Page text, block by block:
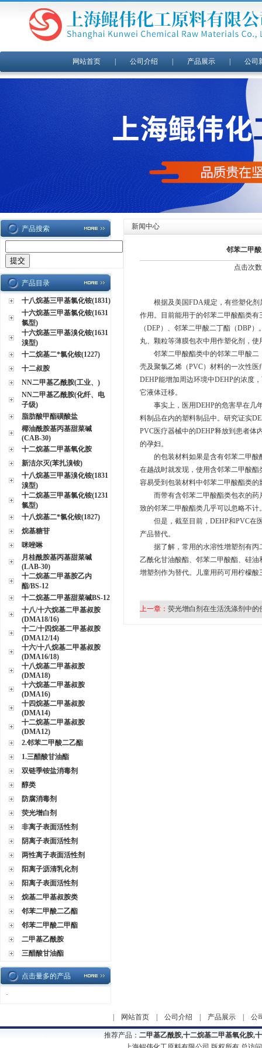
网站首页 公司介绍 产品展示 公司
产品搜索
产品目录
十八烷基三甲基氯化铵(1831)
十六烷基三甲基氯化铵(1631
氯型)
十六烷基三甲基溴化铵(1631
溴型)
十二烷基二*氯化铵(1227)
十二叔胺
NN二甲基乙酰胺(工业、)
NN二甲基乙酰胺(化纤、电
子级)
脂肪酸甲酯磺酸盐
椰油酰胺基丙基甜菜碱
(CAB-30)
十二烷基二甲基氧化胺
新洁尔灭(苯扎溴铵)
十八烷基三甲基溴化铵(1831
溴型)
十二烷基三甲基氯化铵(1231
氯型)
十八烷基二*氯化铵(1827)
烷基糖苷
咪唑啉
月桂酰胺基丙基甜菜碱
(LAB-30)
十二烷基二甲基胺乙内
酯/BS-12
十二烷基二甲基甜菜碱BS-12
十八/十六烷基二甲基叔胺
(DMA18/16)
十二/十四烷基二甲基叔胺
(DMA12/14)
十六/十八烷基二甲基叔胺
(DMA16/18)
十八烷基二甲基叔胺
(DMA18)
十六烷基二甲基叔胺
(DMA16)
十四烷基二甲基叔胺
(DMA14)
十二烷基二甲基叔胺
(DMA12)
2.邻苯二甲酸二乙酯
1.三醋酸甘油酯
双链季铵盐消毒剂
醇类
防腐消毒剂
荧光增白剂
非离子表面活性剂
阴离子表面活性剂
两性离子表面活性剂
阳离子沥清乳化剂
阳离子表面活性剂
烷基二甲基叔胺类
邻苯二甲酸二乙酯
邻苯二甲酸二甲酯
二甲基乙酰胺
三醋酸甘油酯
点击量多的产品
·
新闻中心
邻苯二甲
点击次
根据及美国FDA规定，有些塑化剂
作用。目前能用于的邻苯二甲酸酯类有
（DEP）、邻苯二甲酸二丁酯（DBP
丸、颗粒等薄膜包衣中用作塑化剂，使
邻苯二甲酸酯类中的邻苯二甲酸二
壳及聚氯乙烯（PVC）材料的一次性
DEHP能增加周边环境中DEHP的浓度
它液体迁移。
事实上，医用DEHP的危害早在几年
料制品在内的塑料制品中。研究证实
PVC医疗器械中的DEHP释放到患者体
的孕妇。
的包装材料如果是含有邻苯二甲酸
在越战时就发现，使用含邻苯二甲酸
容易受到包装材料中邻苯二甲酸酯类的
而带有含邻苯二甲酸酯类包衣的药
致的邻苯二甲酸酯类几乎可以忽略不计
但是，截至目前，DEHP和PVC在
产品替代。
据了解，常用的水溶性增塑剂有丙
乙酰化甘油酸酯、邻苯二甲酸酯、硅
增塑剂作为替代。儿童用药可用柠檬酸
上一章： 荧光增白剂在生活洗涤剂中的
网站首页 公司介绍 产品展示 公
推荐产品： 二甲基乙酰胺,十二烷基二甲基氧化胺,